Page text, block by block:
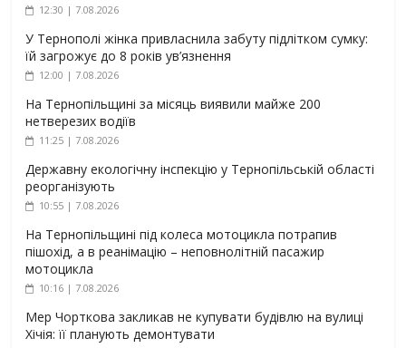
12:30 | 7.08.2026
У Тернополі жінка привласнила забуту підлітком сумку:
їй загрожує до 8 років ув’язнення
12:00 | 7.08.2026
На Тернопільщині за місяць виявили майже 200
нетверезих водіїв
11:25 | 7.08.2026
Державну екологічну інспекцію у Тернопільській області
реорганізують
10:55 | 7.08.2026
На Тернопільщині під колеса мотоцикла потрапив
пішохід, а в реанімацію – неповнолітній пасажир
мотоцикла
10:16 | 7.08.2026
Мер Чорткова закликав не купувати будівлю на вулиці
Хічія: її планують демонтувати